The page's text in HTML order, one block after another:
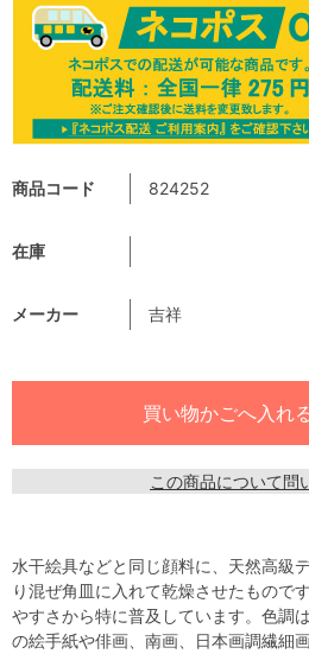
商品コード 824252
在庫
メーカー 吉祥
この商品について問
水干絵具などと同じ顔料に、天然高級
り混ぜ角皿に入れて乾燥させたもので
やすさから特に普及しています。色調
の絵手紙や俳画、南画、日本画調繊細